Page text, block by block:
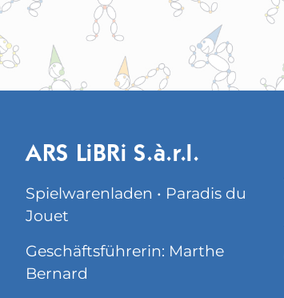
ARS LiBRi S.à.r.l.
Spielwarenladen • Paradis du
Jouet
Geschäftsführerin: Marthe
Bernard